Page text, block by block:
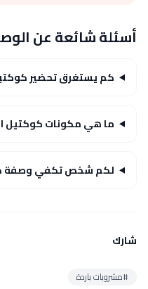
أسئلة شائعة عن
كم يستغرق تحضير
ما هي مكونات كوكتيل
لكم شخص تكفي وصفة
شارك
#مشروبات باردة